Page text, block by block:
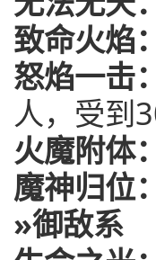
致命火焰：
怒焰一击：
人，受到
火魔附体：
魔神归位：
»御敌系